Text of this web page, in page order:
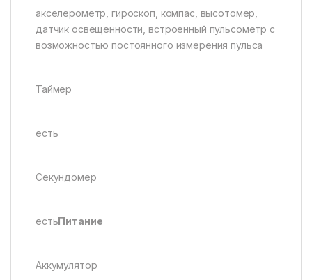
акселерометр, гироскоп, компас, высотомер,
датчик освещенности, встроенный пульсометр с
возможностью постоянного измерения пульса
Таймер
есть
Секундомер
естьПитание
Аккумулятор